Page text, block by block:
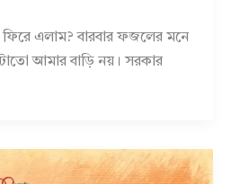
এলাম? বারবার ফজলের মনে
আমার বাড়ি নয়। সরকার